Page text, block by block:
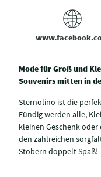
Mode für Groß und
Souvenirs mitten in
Sternolino ist die
Fündig werden alle,
kleinen Geschenk oder
den zahlreichen
Stöbern doppelt Spaß!